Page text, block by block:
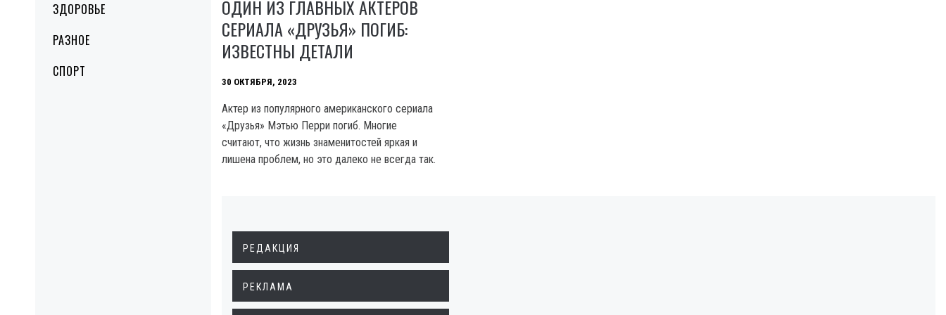
ЗДОРОВЬЕ
РАЗНОЕ
СПОРТ
ОДИН ИЗ ГЛАВНЫХ АКТЕРОВ
СЕРИАЛА «ДРУЗЬЯ» ПОГИБ:
ИЗВЕСТНЫ ДЕТАЛИ
30 ОКТЯБРЯ, 2023
Актер из популярного американского сериала
«Друзья» Мэтью Перри погиб. Многие
считают, что жизнь знаменитостей яркая и
лишена проблем, но это далеко не всегда так.
РЕДАКЦИЯ
РЕКЛАМА